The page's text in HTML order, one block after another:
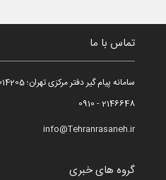
تماس با ما
2146648 - 0910
info@Tehranrasaneh.ir
گروه های خبری